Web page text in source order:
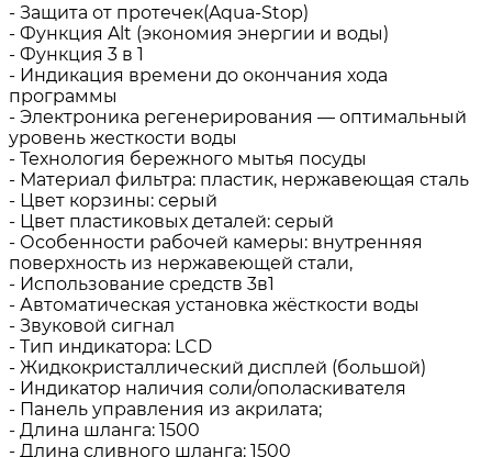
- Защита от протечек(Aqua-Stop)
- Функция Alt (экономия энергии и воды)
- Функция 3 в 1
- Индикация времени до окончания хода
программы
- Электроника регенерирования — оптимальный
уровень жесткости воды
- Технология бережного мытья посуды
- Материал фильтра: пластик, нержавеющая сталь
- Цвет корзины: серый
- Цвет пластиковых деталей: серый
- Особенности рабочей камеры: внутренняя
поверхность из нержавеющей стали,
- Использование средств 3в1
- Автоматическая установка жёсткости воды
- Звуковой сигнал
- Тип индикатора: LCD
- Жидкокристаллический дисплей (большой)
- Индикатор наличия соли/ополаскивателя
- Панель управления из акрилата;
- Длина шланга: 1500
- Длина сливного шланга: 1500